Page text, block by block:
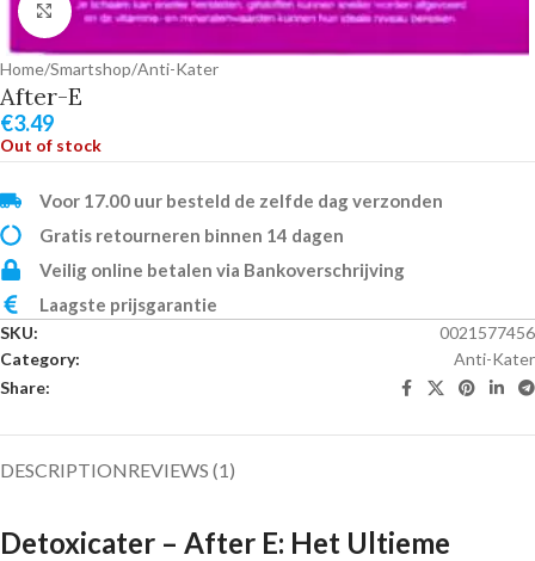
Click to enlarge
Home/Smartshop/Anti-Kater
After-E
€3.49
Out of stock
Voor 17.00 uur besteld de zelfde dag verzonden
Gratis retourneren binnen 14 dagen
Veilig online betalen via Bankoverschrijving
Laagste prijsgarantie
SKU:
0021577456
Category:
Anti-Kater
Share:
DESCRIPTIONREVIEWS (1)
Detoxicater – After E: Het Ultieme